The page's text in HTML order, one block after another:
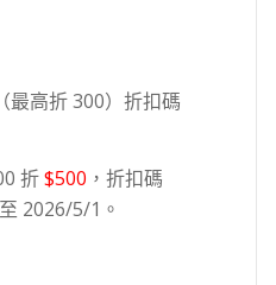
最高折 300）折扣碼
折$500 ，折扣碼
2026/5/1。